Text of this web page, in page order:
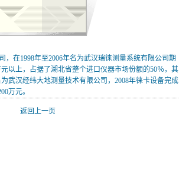
在1998年至2006年名为武汉瑞徕测量系统有限公司期
以上，占据了湖北省整个进口仪器市场份额的50％，其
武汉经纬大地测量技术有限公司，2008年徕卡设备完成
万元。
返回上一页